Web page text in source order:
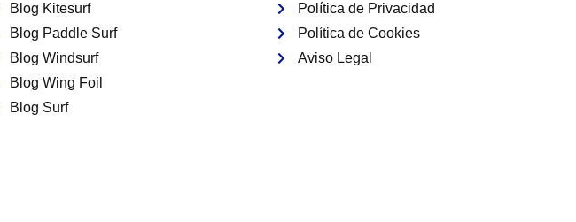
Blog Kitesurf
Blog Paddle Surf
Blog Windsurf
Blog Wing Foil
Blog Surf
Política de Privacidad
Política de Cookies
Aviso Legal